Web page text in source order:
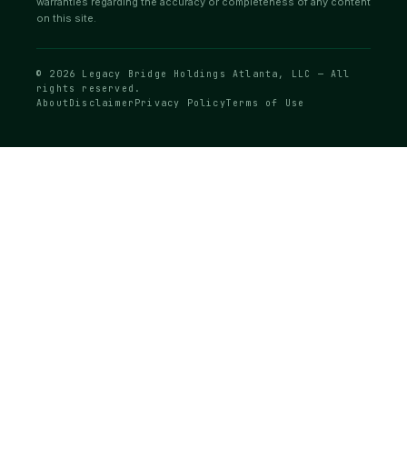
on this site.
© 2026 Legacy Bridge Holdings Atlanta, LLC — All
rights reserved.
About Disclaimer Privacy PolicyTerms of Use